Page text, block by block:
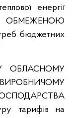
енергії
бюджетних
ОБЛАСНОМУ
тарифів на